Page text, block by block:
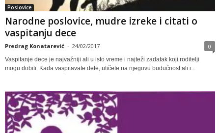
Poslovice
Narodne poslovice, mudre izreke i citati o
vaspitanju dece
Predrag Konatarević - 24/02/2017 0
Vaspitanje dece je najvažniji ali u isto vreme i najteži zadatak koji roditelji
mogu dobiti. Kada vaspitavate dete, utičete na njegovu budućnost ali i...